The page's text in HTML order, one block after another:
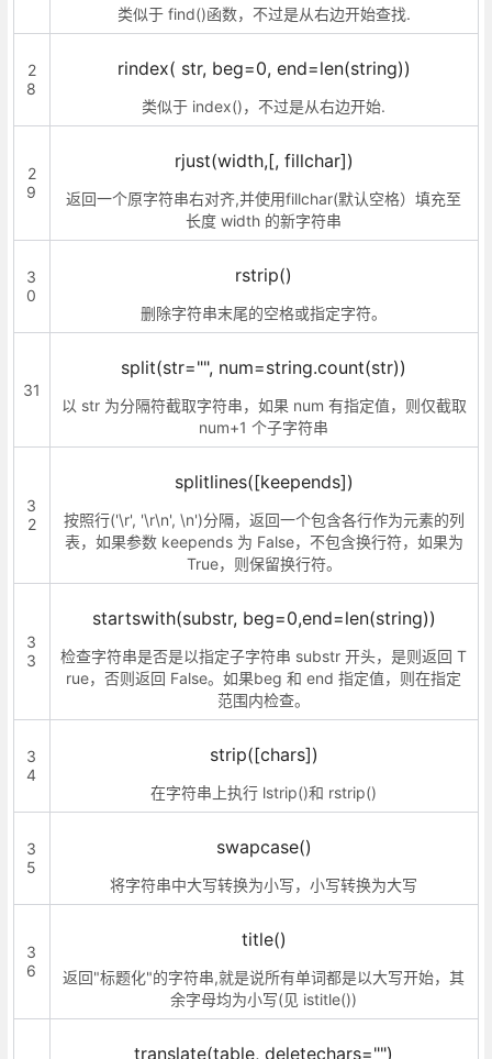
类似于 find()函数，不过是从右边开始查找.
2
8
rindex( str, beg=0, end=len(string))
类似于 index()，不过是从右边开始.
2
9
rjust(width,[, fillchar])
返回一个原字符串右对齐,并使用fillchar(默认空格）填充至
长度 width 的新字符串
3
0
rstrip()
删除字符串末尾的空格或指定字符。
31
split(str="", num=string.count(str))
以 str 为分隔符截取字符串，如果 num 有指定值，则仅截取
num+1 个子字符串
3
2
splitlines([keepends])
按照行('\r', '\r\n', \n')分隔，返回一个包含各行作为元素的列
表，如果参数 keepends 为 False，不包含换行符，如果为
True，则保留换行符。
3
3
startswith(substr, beg=0,end=len(string))
检查字符串是否是以指定子字符串 substr 开头，是则返回 T
rue，否则返回 False。如果beg 和 end 指定值，则在指定
范围内检查。
3
4
strip([chars])
在字符串上执行 lstrip()和 rstrip()
3
5
swapcase()
将字符串中大写转换为小写，小写转换为大写
3
6
title()
返回"标题化"的字符串,就是说所有单词都是以大写开始，其
余字母均为小写(见 istitle())
translate(table, deletechars="")